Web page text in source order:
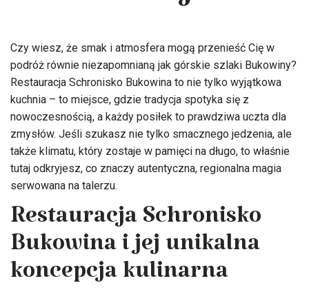
Czy wiesz, że smak i atmosfera mogą przenieść Cię w
podróż równie niezapomnianą jak górskie szlaki Bukowiny?
Restauracja Schronisko Bukowina to nie tylko wyjątkowa
kuchnia – to miejsce, gdzie tradycja spotyka się z
nowoczesnością, a każdy posiłek to prawdziwa uczta dla
zmysłów. Jeśli szukasz nie tylko smacznego jedzenia, ale
także klimatu, który zostaje w pamięci na długo, to właśnie
tutaj odkryjesz, co znaczy autentyczna, regionalna magia
serwowana na talerzu.
Restauracja Schronisko
Bukowina i jej unikalna
koncepcja kulinarna